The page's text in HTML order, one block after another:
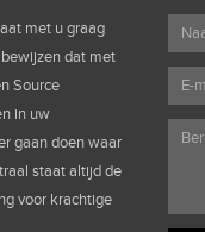
met u graag
dat met
Source
in uw
gaan doen waar
staat altijd de
voor krachtige